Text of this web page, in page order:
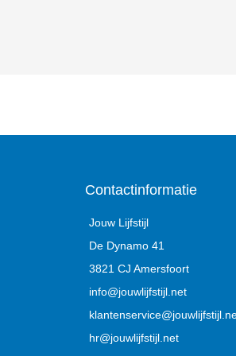
Contactinformatie
Jouw Lijfstijl
De Dynamo 41
3821 CJ Amersfoort
info@jouwlijfstijl.net
hr@jouwlijfstijl.net